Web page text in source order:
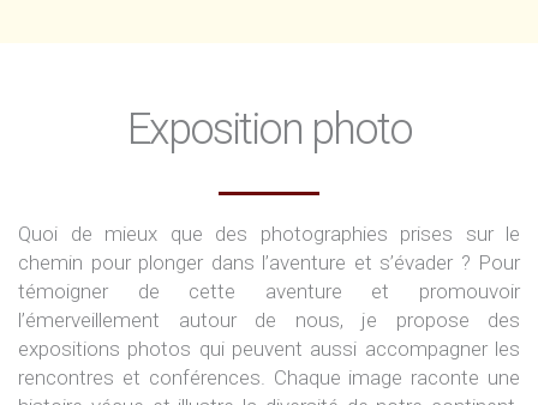
Exposition photo
Quoi de mieux que des photographies prises sur le
chemin pour plonger dans l’aventure et s’évader ? Pour
témoigner de cette aventure et promouvoir
l’émerveillement autour de nous, je propose des
expositions photos qui peuvent aussi accompagner les
rencontres et conférences. Chaque image raconte une